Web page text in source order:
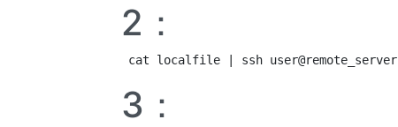
2：
cat localfile | ssh user@remote_server
3：